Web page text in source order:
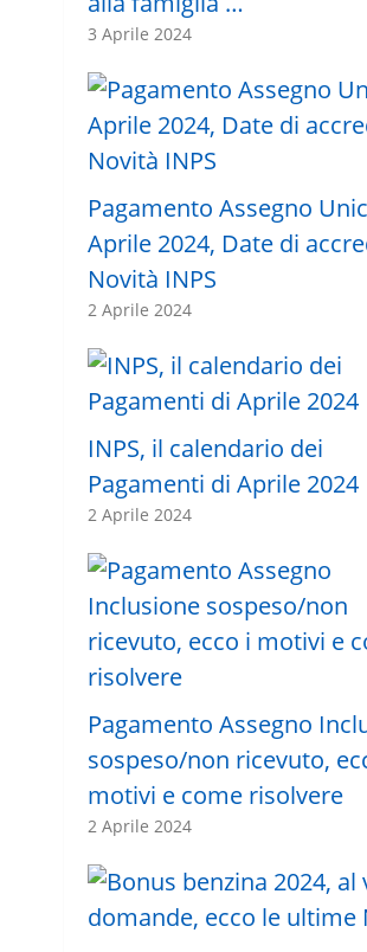
3 Aprile 2024
Pagamento Assegno
Aprile 2024, Date di
Novità INPS
2 Aprile 2024
INPS, il calendario dei
Pagamenti di Aprile 2024
2 Aprile 2024
Pagamento Assegno
sospeso/non ricevuto,
motivi e come risolvere
2 Aprile 2024